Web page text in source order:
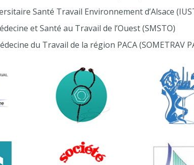
Santé Travail Environnement d’Alsace
et Santé au Travail de l’Ouest (SMSTO)
du Travail de la région PACA (SOMETRAV